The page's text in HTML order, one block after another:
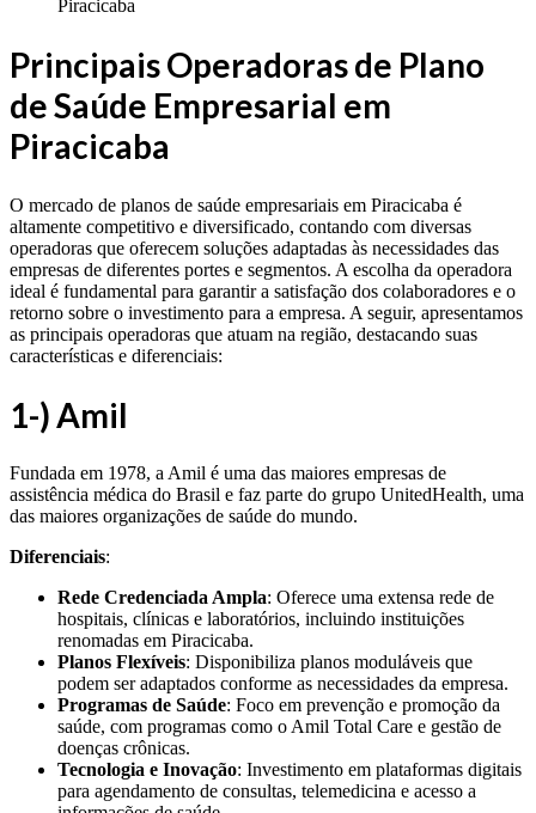
Piracicaba
Principais Operadoras de Plano
de Saúde Empresarial em
Piracicaba
O mercado de planos de saúde empresariais em Piracicaba é
altamente competitivo e diversificado, contando com diversas
operadoras que oferecem soluções adaptadas às necessidades das
empresas de diferentes portes e segmentos. A escolha da operadora
ideal é fundamental para garantir a satisfação dos colaboradores e o
retorno sobre o investimento para a empresa. A seguir, apresentamos
as principais operadoras que atuam na região, destacando suas
características e diferenciais:
1-) Amil
Fundada em 1978, a Amil é uma das maiores empresas de
assistência médica do Brasil e faz parte do grupo UnitedHealth, uma
das maiores organizações de saúde do mundo.
Diferenciais:
Rede Credenciada Ampla: Oferece uma extensa rede de
hospitais, clínicas e laboratórios, incluindo instituições
renomadas em Piracicaba.
Planos Flexíveis: Disponibiliza planos moduláveis que
podem ser adaptados conforme as necessidades da empresa.
Programas de Saúde: Foco em prevenção e promoção da
saúde, com programas como o Amil Total Care e gestão de
doenças crônicas.
Tecnologia e Inovação: Investimento em plataformas digitais
para agendamento de consultas, telemedicina e acesso a